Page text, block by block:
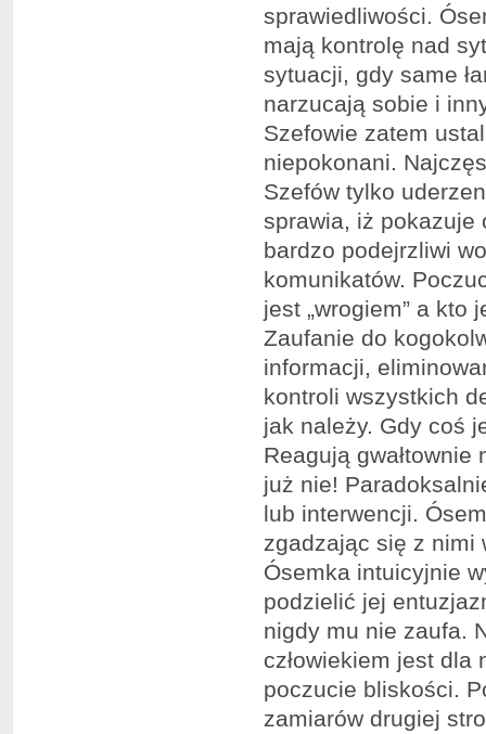
sprawiedliwości.
mają kontrolę nad
sytuacji, gdy same
narzucają sobie i
Szefowie zatem
niepokonani.
Szefów tylko
sprawia, iż pokazuje
bardzo podejrzliwi
komunikatów.
jest „wrogiem” a kto
Zaufanie do
informacji,
kontroli wszystkich
jak należy. Gdy coś
Reagują gwałtownie
już nie!
lub interwencji.
zgadzając się z nimi
Ósemka intuicyjnie
podzielić jej
nigdy mu nie zaufa.
człowiekiem jest
poczucie bliskości.
zamiarów drugiej